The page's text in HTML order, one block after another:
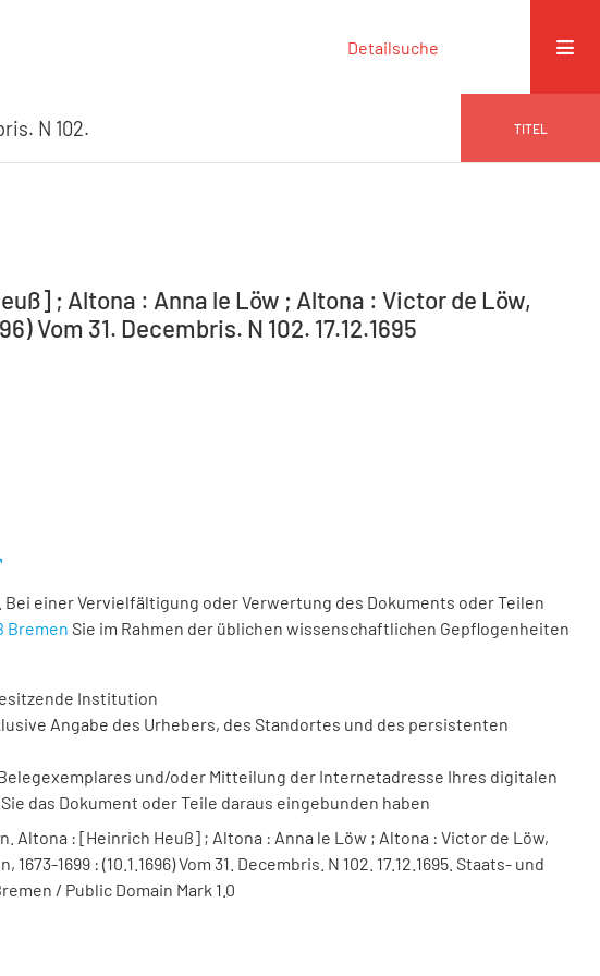
Detailsuche
N 102. TITEL
; Altona : Anna le Löw ; Altona : Victor de Löw,
Vom 31. Decembris. N 102. 17.12.1695
einer Vervielfältigung oder Verwertung des Dokuments oder Teilen
Bremen Sie im Rahmen der üblichen wissenschaftlichen Gepflogenheiten
Institution
Angabe des Urhebers, des Standortes und des persistenten
und/oder Mitteilung der Internetadresse Ihres digitalen
das Dokument oder Teile daraus eingebunden haben
Altona : [Heinrich Heuß] ; Altona : Anna le Löw ; Altona : Victor de Löw,
1673-1699 : (10.1.1696) Vom 31. Decembris. N 102. 17.12.1695. Staats- und
/ Public Domain Mark 1.0